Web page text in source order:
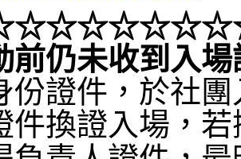
☆☆☆
前仍未收到入場
份證件，於社
件換證入場，